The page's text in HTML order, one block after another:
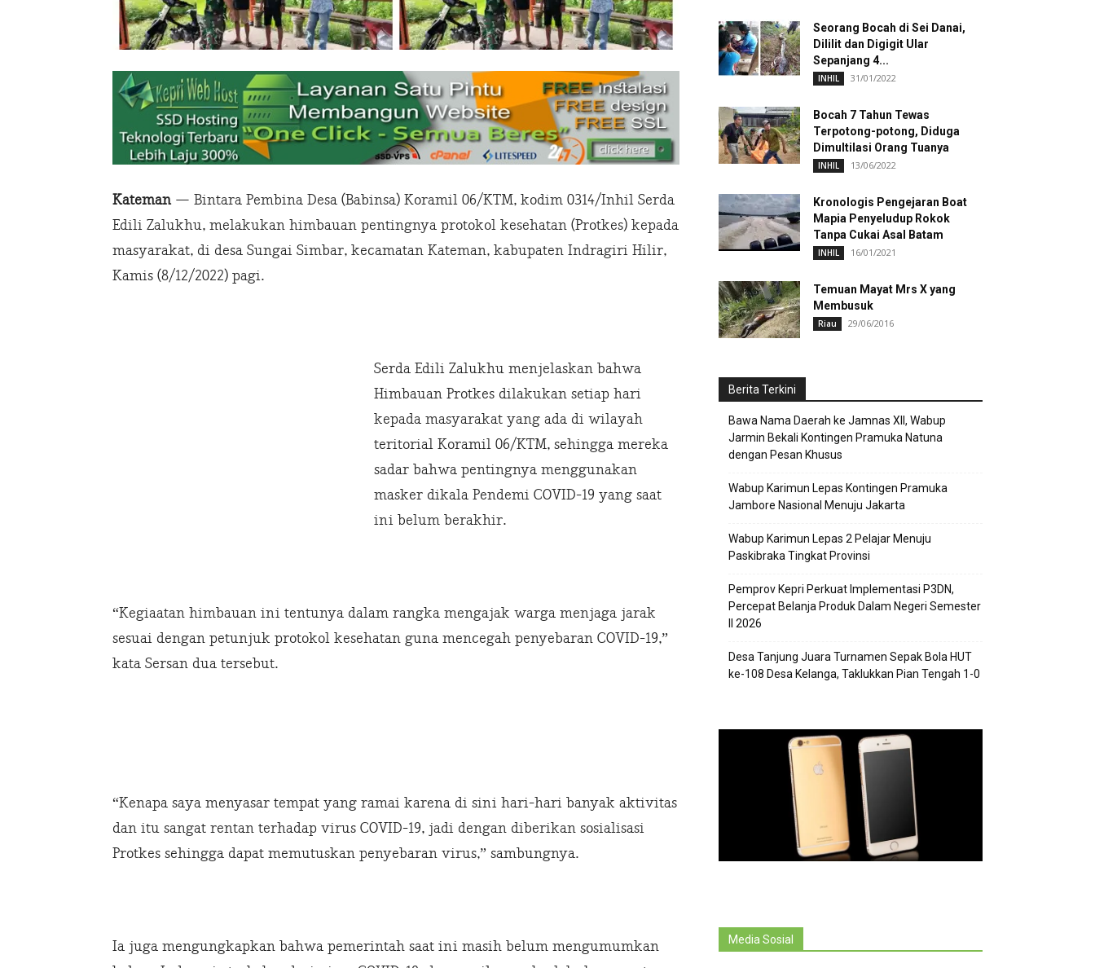
Kateman— Bintara Pembina Desa (Babinsa) Koramil 06/KTM, kodim 0314/Inhil Serda
Edili Zalukhu, melakukan himbauan pentingnya protokol kesehatan (Protkes) kepada
masyarakat, di desa Sungai Simbar, kecamatan Kateman, kabupaten Indragiri Hilir,
Kamis (8/12/2022) pagi.
Serda Edili Zalukhu menjelaskan bahwa
Himbauan Protkes dilakukan setiap hari
kepada masyarakat yang ada di wilayah
teritorial Koramil 06/KTM, sehingga mereka
sadar bahwa pentingnya menggunakan
masker dikala Pendemi COVID-19 yang saat
ini belum berakhir.
“Kegiaatan himbauan ini tentunya dalam rangka mengajak warga menjaga jarak
sesuai dengan petunjuk protokol kesehatan guna mencegah penyebaran COVID-19,”
kata Sersan dua tersebut.
“Kenapa saya menyasar tempat yang ramai karena di sini hari-hari banyak aktivitas
dan itu sangat rentan terhadap virus COVID-19, jadi dengan diberikan sosialisasi
Protkes sehingga dapat memutuskan penyebaran virus,” sambungnya.
Ia juga mengungkapkan bahwa pemerintah saat ini masih belum mengumumkan
Seorang Bocah di Sei Danai,
Dililit dan Digigit Ular
Sepanjang 4...
INHIL 31/01/2022
Bocah 7 Tahun Tewas
Terpotong-potong, Diduga
Dimultilasi Orang Tuanya
INHIL 13/06/2022
Kronologis Pengejaran Boat
Mapia Penyeludup Rokok
Tanpa Cukai Asal Batam
INHIL 16/01/2021
Temuan Mayat Mrs X yang
Membusuk
Riau 29/06/2016
Berita Terkini
Bawa Nama Daerah ke Jamnas XII, Wabup
Jarmin Bekali Kontingen Pramuka Natuna
dengan Pesan Khusus
Wabup Karimun Lepas Kontingen Pramuka
Jambore Nasional Menuju Jakarta
Wabup Karimun Lepas 2 Pelajar Menuju
Paskibraka Tingkat Provinsi
Pemprov Kepri Perkuat Implementasi P3DN,
Percepat Belanja Produk Dalam Negeri Semester
II 2026
Desa Tanjung Juara Turnamen Sepak Bola HUT
ke-108 Desa Kelanga, Taklukkan Pian Tengah 1-0
Media Sosial